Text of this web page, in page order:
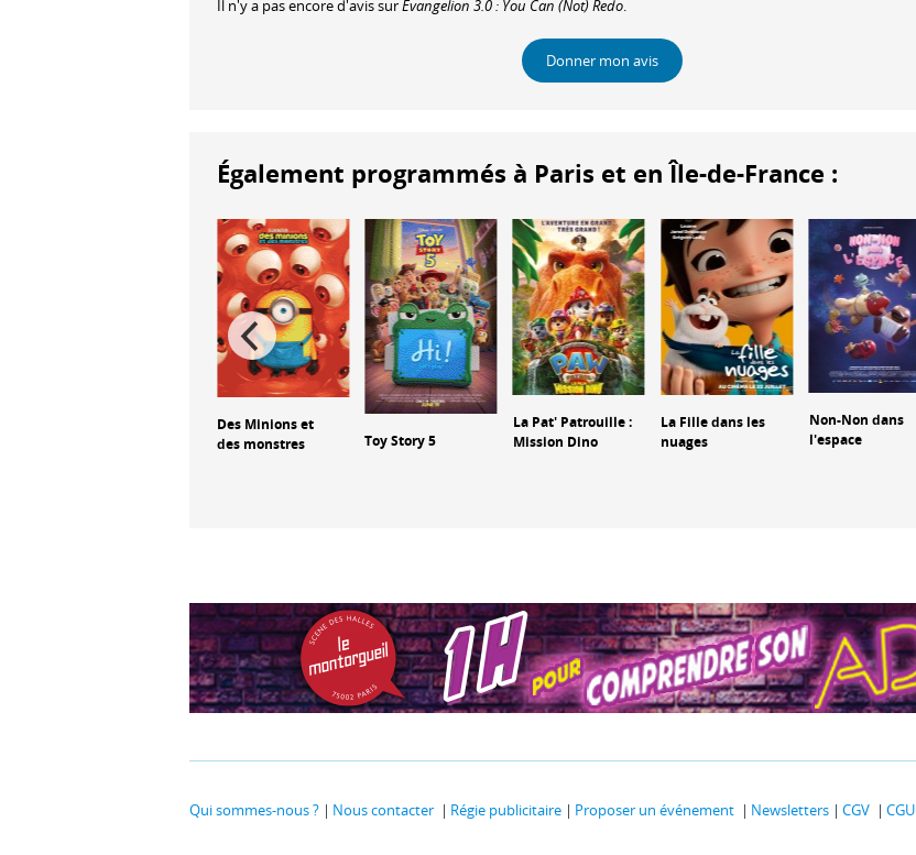
Il n'y a pas encore d'avis surEvangelion 3.0 : You Can (Not) Redo.
Donner mon avis
Également programmés à Paris et en Île-de-France :
Des Minions et
des monstres
Toy Story 5
La Pat' Patrouille :
Mission Dino
La Fille dans les
nuages
Non-Non dans
l'espace
Qui sommes-nous ? Nous contacter Régie publicitaire Proposer un événement Newsletters CGV CGU